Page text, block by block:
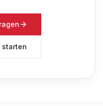
starten